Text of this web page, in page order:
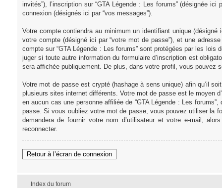
invités”), l’inscription sur “GTA Légende : Les forums” (désignée
connexion (désignés ici par “vos messages”).
Votre compte contiendra au minimum un identifiant unique
votre compte (désigné ici par “votre mot de passe”), et une
compte sur “GTA Légende : Les forums” sont protégées par les
juger si toute autre information du formulaire d’inscription est
sera affichée publiquement. De plus, dans votre profil, vous pouvez
Votre mot de passe est crypté (hashage à sens unique) afin qu’il
plusieurs sites internet différents. Votre mot de passe est le moyen
en aucun cas une personne affiliée de “GTA Légende : Les
passe. Si vous oubliez votre mot de passe, vous pouvez utiliser la
demandera de fournir votre nom d’utilisateur et votre e-mail,
reconnecter.
Retour à l’écran de connexion
Index du forum